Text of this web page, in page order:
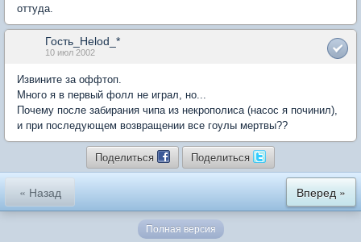
оттуда.
Гость_Helod_*
10 июл 2002
Извините за оффтоп.
Много я в первый фолл не играл, но...
Почему после забирания чипа из некрополиса (насос я починил),
и при последующем возвращении все гоулы мертвы??
Поделиться Поделиться
« Назад Вперед »
Полная версия